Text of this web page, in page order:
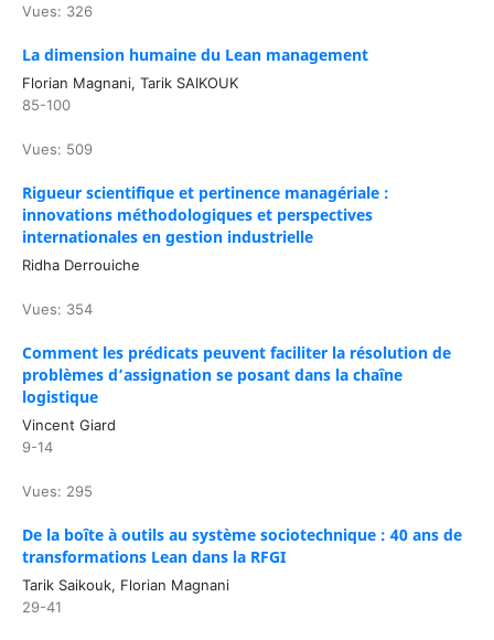
Vues: 326
La dimension humaine du Lean management
Florian Magnani, Tarik SAIKOUK
85-100
Vues: 509
Rigueur scientifique et pertinence managériale :
innovations méthodologiques et perspectives
internationales en gestion industrielle
Ridha Derrouiche
Vues: 354
Comment les prédicats peuvent faciliter la résolution de
problèmes d’assignation se posant dans la chaîne
logistique
Vincent Giard
9-14
Vues: 295
De la boîte à outils au système sociotechnique : 40 ans de
transformations Lean dans la RFGI
Tarik Saikouk, Florian Magnani
29-41